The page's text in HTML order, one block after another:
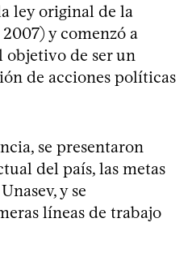
ley original de la
2007) y comenzó a
objetivo de ser un
de acciones políticas
se presentaron
del país, las metas
y se
líneas de trabajo